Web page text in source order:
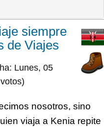
siempre
de Viajes
Lunes, 05
nosotros, sino
viaja a Kenia repite